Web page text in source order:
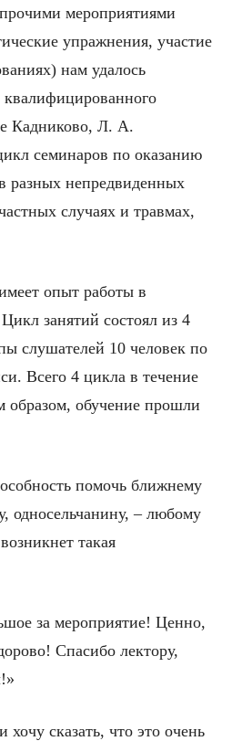
мероприятиями
упражнения, участие
нам удалось
квалифицированного
Кадниково, Л. А.
семинаров по оказанию
разных непредвиденных
случаях и травмах,
опыт работы в
занятий состоял из 4
слушателей 10 человек по
Всего 4 цикла в течение
образом, обучение прошли
помочь ближнему
односельчанину, – любому
такая
за мероприятие! Ценно,
Спасибо лектору,
хочу сказать, что это очень